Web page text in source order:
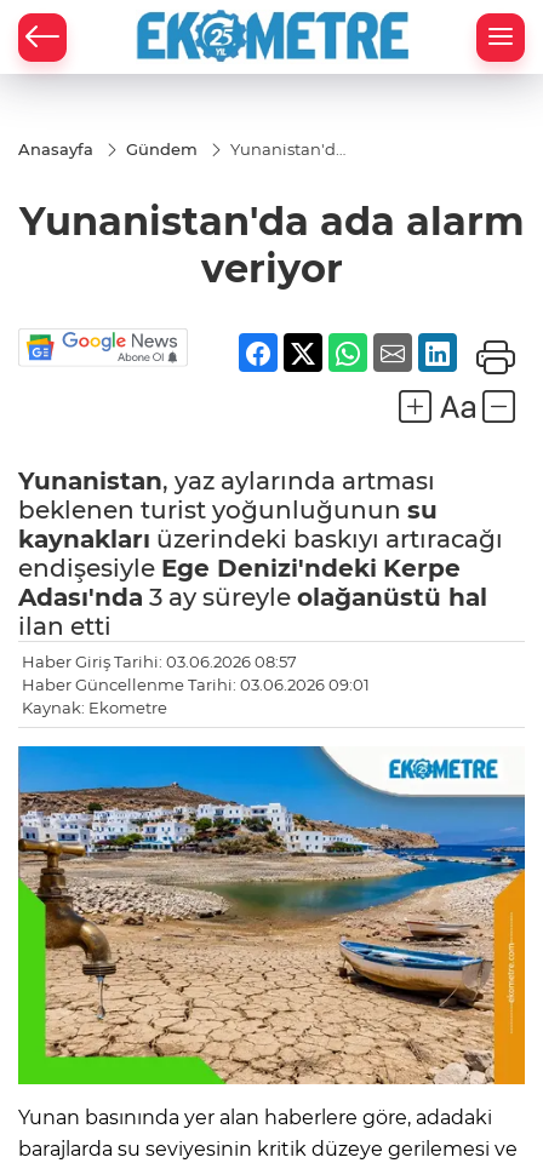
Anasayfa Gündem
Yunanistan'da
Yunanistan'da ada alarm
veriyor
Yunanistan, yaz aylarında artması
beklenen turist yoğunluğunun su
kaynakları üzerindeki baskıyı artıracağı
endişesiyle Ege Denizi'ndeki Kerpe
Adası'nda 3 ay süreyle olağanüstü hal
ilan etti
Haber Giriş Tarihi: 03.06.2026 08:57
Haber Güncellenme Tarihi: 03.06.2026 09:01
Kaynak: Ekometre
Yunan basınında yer alan haberlere göre, adadaki
barajlarda su seviyesinin kritik düzeye gerilemesi ve